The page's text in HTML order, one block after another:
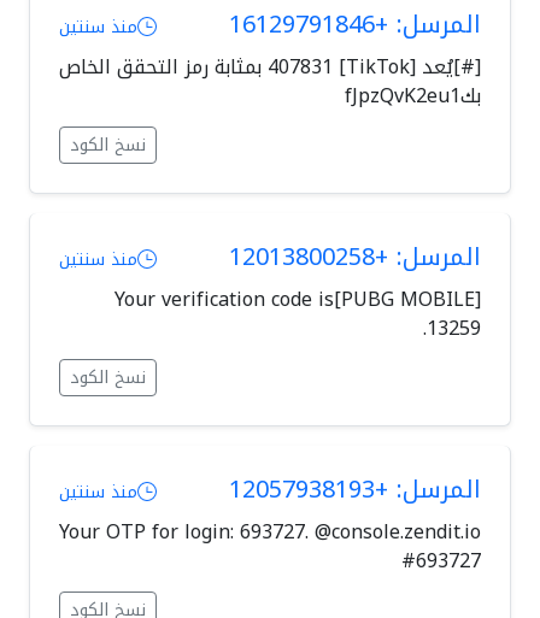
المرسل: +16129791846 منذ سنتين
[#]يُعد [TikTok] 407831 بمثابة رمز التحقق الخاص
بكfJpzQvK2eu1
نسخ الكود
المرسل: +12013800258 منذ سنتين
[PUBG MOBILE]Your verification code is
13259.
نسخ الكود
المرسل: +12057938193 منذ سنتين
Your OTP for login: 693727. @console.zendit.io
#693727
نسخ الكود